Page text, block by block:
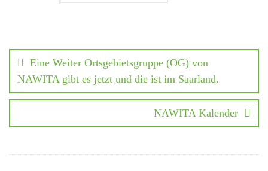
Eine Weiter Ortsgebietsgruppe (OG) von
NAWITA gibt es jetzt und die ist im Saarland.
NAWITA Kalender